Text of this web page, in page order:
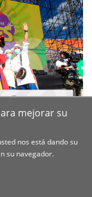
mejorar su
nos está dando su
su navegador.